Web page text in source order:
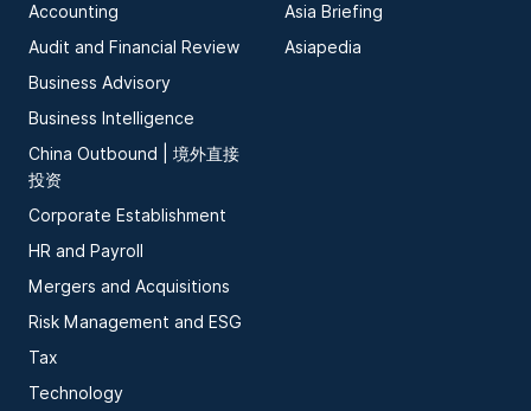
Accounting
Audit and Financial Review
Business Advisory
Business Intelligence
China Outbound | 境外直接
投资
Corporate Establishment
HR and Payroll
Mergers and Acquisitions
Risk Management and ESG
Tax
Technology
Asia Briefing
Asiapedia